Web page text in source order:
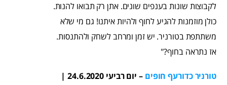
לקבוצות שונות בענפים שונים. אתן רק תבואו להנות.
כולן מוזמנות להגיע לחוף ולהיות איתנו! גם מי שלא
משתתפת בטורניר. יש זמן ומרחב לשחק ולהתנסות.
אז נתראה בחוף?"
טורניר כדורעף חופים
– יום רביעי 24.6.2020 |